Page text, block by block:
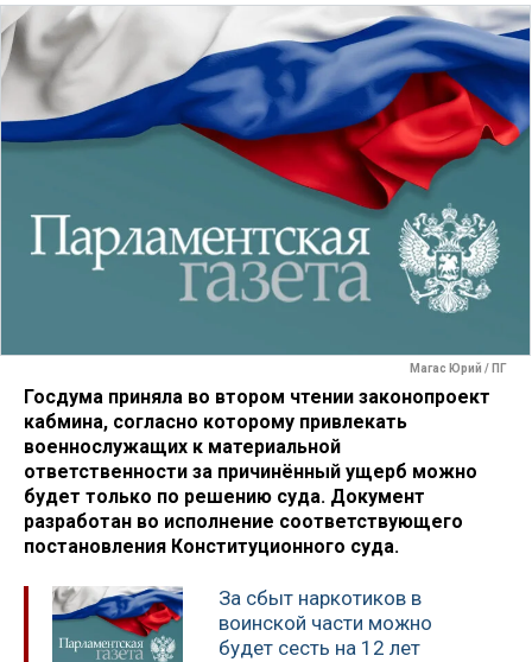
Магас Юрий / ПГ
Госдума приняла во втором чтении законопроект
кабмина, согласно которому привлекать
военнослужащих к материальной
ответственности за причинённый ущерб можно
будет только по решению суда. Документ
разработан во исполнение соответствующего
постановления Конституционного суда.
За сбыт наркотиков в
воинской части можно
будет сесть на 12 лет